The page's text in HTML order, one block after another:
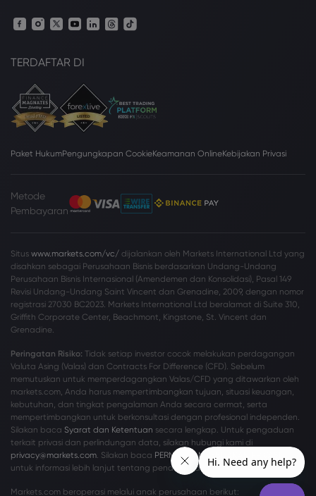
TERDAFTAR DI
Paket HukumPengungkapan CookieKeamanan OnlineKebijakan Privasi
Metode
Pembayaran
Situs www.markets.com/vc/ dijalankan oleh Markets International Ltd yang
disahkan sebagai Perusahaan Bisnis berdasarkan Undang-Undang
Perusahaan Bisnis Internasional (Amendemen dan Konsolidasi), Pasal 149
Revisi Undang-Undang Saint Vincent dan Grenadine, 2009, dengan nomor
registrasi 27030 BC2023. Markets International Ltd beralamat di Suite 310,
Griffith Corporate Center, Beachmont, Kingstone, St. Vincent dan
Grenadine.
Peringatan Risiko: Tidak setiap investor cocok melakukan perdagangan
Valuta Asing (Valas) dan Contracts For Difference (CFD). Sebelum
memutuskan untuk memperdagangkan Valas/CFD yang ditawarkan oleh
markets.com, Anda harus mempertimbangkan tujuan, situasi keuangan,
kebutuhan, dan tingkat pengalaman Anda secara cermat, serta
mempertimbangkan untuk berkonsultasi dengan profesional independen.
Silakan baca Syarat dan Ketentuan secara lengkap. Untuk pengaduan
terkait privasi dan perlindungan data, silakan hubungi kami di
privacy@markets.com . Silakan baca PERNYATAAN KEBIJAKAN PRIVASI
untuk informasi lebih lanjut tentang penanganan data pribadi.
Markets.com beroperasi melalui anak perusahaan berikut: